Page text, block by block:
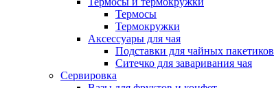
Термосы
Термокружки
Аксессуары для чая
Подставки для чайных пакетиков
Ситечко для заваривания чая
Сервировка